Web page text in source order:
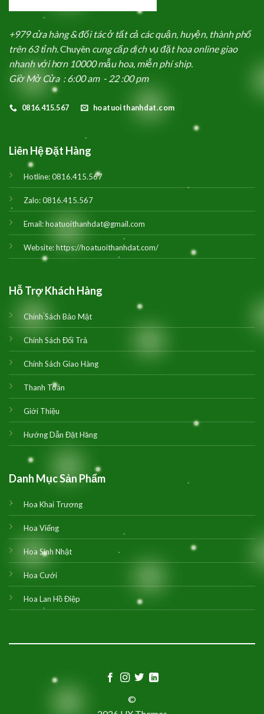
+979 cửa hàng & đối tác ở tất cả các quận, huyện, thành phố
trên 63 tỉnh.Chuyên cung cấp dịch vụ đặt hoa online giao
nhanh với hơn 10000 mẫu hoa, miễn phí ship.
Giờ Mở Cửa : 6:00 am - 22 :00 pm
0816.415.567 hoatuoithanhdat.com
Liên Hệ Đặt Hàng
Hotline:0816.415.567
Zalo:0816.415.567
Email:hoatuoithanhdat@gmail.com
Website:https://hoatuoithanhdat.com/
Hỗ Trợ Khách Hàng
Chính Sách Bảo Mật
Chính Sách Đổi Trả
Chính Sách Giao Hàng
Thanh Toán
Giới Thiệu
Hướng Dẫn Đặt Hàng
Danh Mục Sản Phẩm
Hoa Khai Trương
Hoa Viếng
Hoa Sinh Nhật
Hoa Cưới
Hoa Lan Hồ Điệp
©